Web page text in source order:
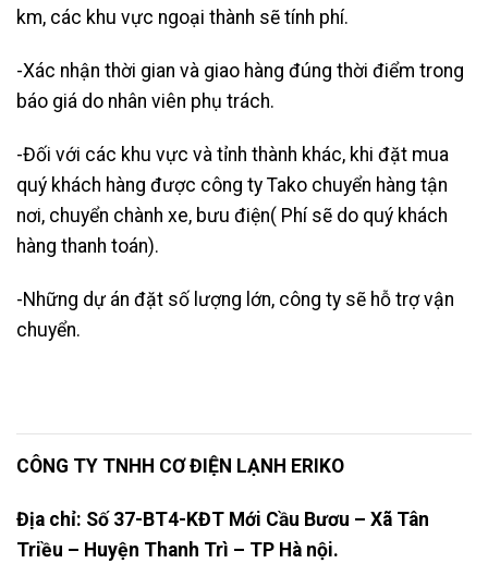
km, các khu vực ngoại thành sẽ tính phí.
-Xác nhận thời gian và giao hàng đúng thời điểm trong
báo giá do nhân viên phụ trách.
-Đối với các khu vực và tỉnh thành khác, khi đặt mua
quý khách hàng được công ty Tako chuyển hàng tận
nơi, chuyển chành xe, bưu điện( Phí sẽ do quý khách
hàng thanh toán).
-Những dự án đặt số lượng lớn, công ty sẽ hỗ trợ vận
chuyển.
CÔNG TY TNHH CƠ ĐIỆN LẠNH ERIKO
Địa chỉ: Số 37-BT4-KĐT Mới Cầu Bươu – Xã Tân
Triều – Huyện Thanh Trì – TP Hà nội.